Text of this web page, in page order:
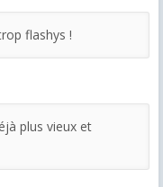
flashys !
plus vieux et